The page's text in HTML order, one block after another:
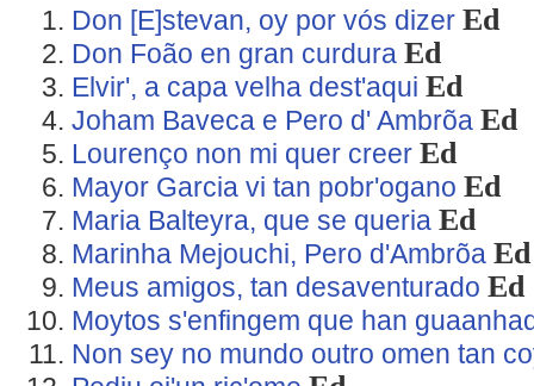
Don [E]stevan, oy por vós dizer Ed
Don Foão en gran curdura Ed
Elvir', a capa velha dest'aqui Ed
Joham Baveca e Pero d' Ambrõa Ed
Lourenço non mi quer creer Ed
Mayor Garcia vi tan pobr'ogano Ed
Maria Balteyra, que se queria Ed
Marinha Mejouchi, Pero d'Ambrõa Ed
Meus amigos, tan desaventurado Ed
Moytos s'enfingem que han
Non sey no mundo outro omen tan